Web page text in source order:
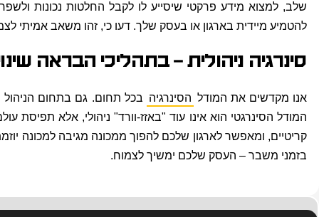
שלב, למצוא מידע פרקטי שיסייע לו לקבל החלטות נכונות
להטמיע מיידית בארגון או בעסק שלך. דעו כי, זהו משאב אמיתי
סינרגיה ניהולית – בתהליכי הבראה
אנו מקדשים את המודל הסינרגיה בכל תחום. גם בתחום הניהול
המודל הסינרגטי הוא אינו עוד "באזז-וורד" ניהולי, אלא
קריטיים, ומאפשר לארגון שלכם להפוך ממכונה מגיבה למכונה
בזמני משבר – העסק שלכם ימשיך לצמוח.